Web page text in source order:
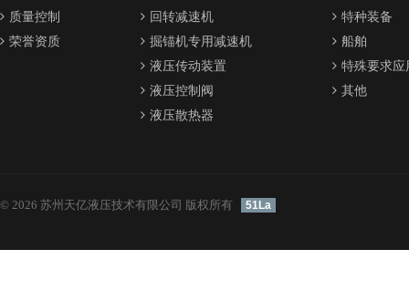
质量控制
荣誉资质
回转减速机
掘锚机专用减速机
液压传动装置
液压控制阀
液压散热器
特种装备
船舶
特殊要求应
其他
© 2026 苏州天亿液压技术有限公司 版权所有 51La